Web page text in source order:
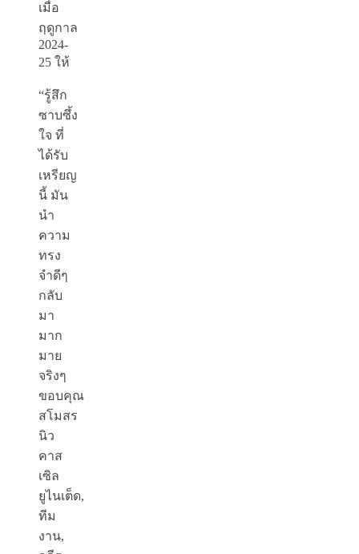
เมื่อ
ฤดูกาล
2024-
25 ให้
“รู้สึก
ซาบซึ้ง
ใจ ที่
ได้รับ
เหรียญ
นี้ มัน
นำ
ความ
ทรง
จำดีๆ
กลับ
มา
มาก
มาย
จริงๆ
ขอบคุณ
สโมสร
นิว
คาส
เซิล
ยูไนเต็ด,
ทีม
งาน,